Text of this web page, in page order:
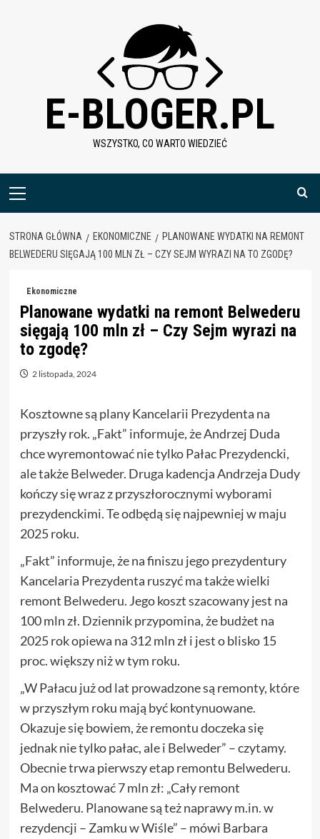
E-BLOGER.PL
WSZYSTKO, CO WARTO WIEDZIEĆ
Menu
STRONA GŁÓWNA EKONOMICZNE
PLANOWANE WYDATKI NA REMONT
BELWEDERU SIĘGAJĄ 100 MLN ZŁ – CZY SEJM WYRAZI NA TO ZGODĘ?
Ekonomiczne
Planowane wydatki na remont Belwederu
sięgają 100 mln zł – Czy Sejm wyrazi na
to zgodę?
2 listopada, 2024
Kosztowne są plany Kancelarii Prezydenta na
przyszły rok. „Fakt” informuje, że Andrzej Duda
chce wyremontować nie tylko Pałac Prezydencki,
ale także Belweder. Druga kadencja Andrzeja Dudy
kończy się wraz z przyszłorocznymi wyborami
prezydenckimi. Te odbędą się najpewniej w maju
2025 roku.
„Fakt” informuje, że na finiszu jego prezydentury
Kancelaria Prezydenta ruszyć ma także wielki
remont Belwederu. Jego koszt szacowany jest na
100 mln zł. Dziennik przypomina, że budżet na
2025 rok opiewa na 312 mln zł i jest o blisko 15
proc. większy niż w tym roku.
„W Pałacu już od lat prowadzone są remonty, które
w przyszłym roku mają być kontynuowane.
Okazuje się bowiem, że remontu doczeka się
jednak nie tylko pałac, ale i Belweder” – czytamy.
Obecnie trwa pierwszy etap remontu Belwederu.
Ma on kosztować 7 mln zł: „Cały remont
Belwederu. Planowane są też naprawy m.in. w
rezydencji – Zamku w Wiśle” – mówi Barbara